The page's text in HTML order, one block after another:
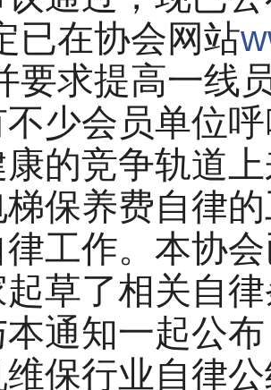
已在协会网站
要求提高一线
不少会员单位
的竞争轨道
保养费自律
工作。本协
草了相关自
通知一起公
保行业自律